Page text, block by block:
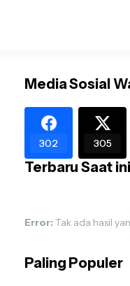
Media Sosial
302 305
Terbaru Saat ini
Error: Tak ada hasil
Paling Populer